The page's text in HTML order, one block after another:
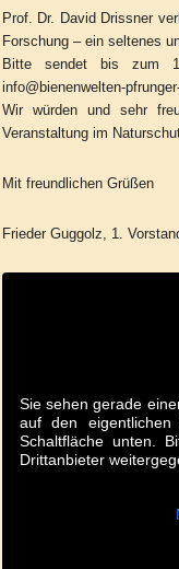
Prof. Dr. David Drissner
Forschung – ein seltenes
Bitte sendet bis zum
info@bienenwelten-
Wir würden und sehr
Veranstaltung im
Mit freundlichen Grüßen
Frieder Guggolz, 1.
Sie sehen gerade
auf den
Schaltfläche unten.
Drittanbieter